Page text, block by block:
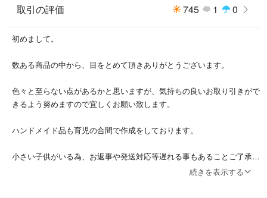
取引の評価 745 1 0
初めまして。
数ある商品の中から、目をとめて頂きありがとうございます。
色々と至らない点があるかと思いますが、気持ちの良いお取り引きがで
きるよう努めますので宜しくお願い致します。
ハンドメイド品も育児の合間で作成をしております。
小さい子供がいる為、お返事や発送対応等遅れる事もあることご了承く
続きを表示する